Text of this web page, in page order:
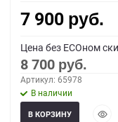
7 900 руб.
Цена без ECOном
8 700 руб.
Артикул: 65978
В наличии
В КОРЗИНУ